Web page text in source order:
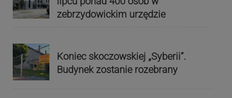
zebrzydowickim urzędzie
Koniec skoczowskiej „Syberii”.
Budynek zostanie rozebrany